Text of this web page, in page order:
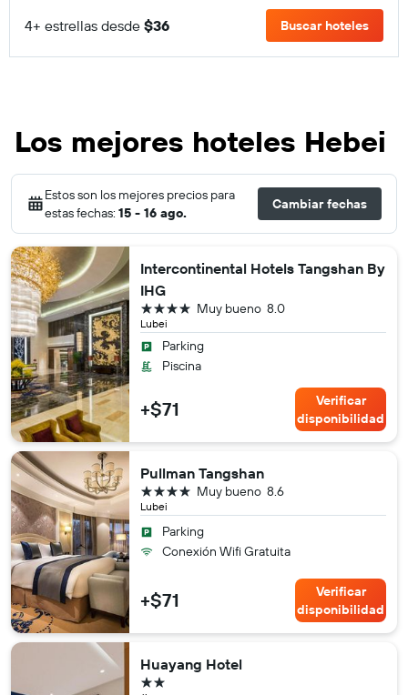
4+ estrellas desde $36 Buscar hoteles
Los mejores hoteles Hebei
Estos son los mejores precios para
estas fechas: 15 - 16 ago.
Cambiar fechas
Intercontinental Hotels Tangshan By
IHG
Lubei
8.0
Muy bueno
4 estrellas
Parking
Piscina
+$71
Verificar
disponibilidad
Pullman Tangshan
Lubei
8.6
Muy bueno
4 estrellas
Parking
Conexión Wifi Gratuita
+$71
Verificar
disponibilidad
Huayang Hotel
2 estrellas